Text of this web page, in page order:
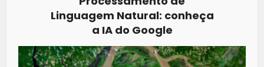
Linguagem Natural: conheça
a IA do Google